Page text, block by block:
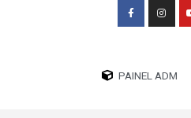
PAINEL ADM